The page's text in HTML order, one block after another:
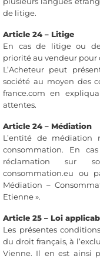
de litige.
Article 24 – Litige
En cas de litige ou de
priorité au vendeur
L’Acheteur peut
société au moyen des
france.com en
attentes.
Article 24 – Médiation
L’entité de médiation
consommation. En
réclamation sur
consommation.eu ou
Médiation –
Etienne ».
Article 25 – Loi
Les présentes
du droit français, à
Vienne. Il en est ainsi